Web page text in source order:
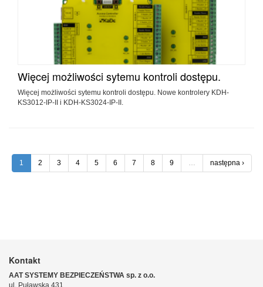
Więcej możliwości sytemu kontroli dostępu.
Więcej możliwości sytemu kontroli dostępu. Nowe kontrolery KDH-
KS3012-IP-II i KDH-KS3024-IP-II.
1 2 3 4 5 6 7 8 9 następna ›
Kontakt
AAT SYSTEMY BEZPIECZEŃSTWA sp. z o.o.
ul. Puławska 431